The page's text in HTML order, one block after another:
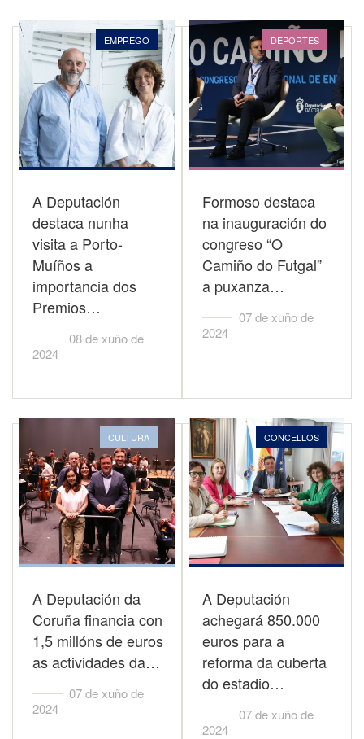
EMPREGO
A Deputación
destaca nunha
visita a Porto-
Muíños a
importancia dos
Premios…
08 de xuño de
2024
DEPORTES
Formoso destaca
na inauguración do
congreso “O
Camiño do Futgal”
a puxanza…
07 de xuño de
2024
CULTURA
A Deputación da
Coruña financia con
1,5 millóns de euros
as actividades da…
07 de xuño de
2024
CONCELLOS
A Deputación
achegará 850.000
euros para a
reforma da cuberta
do estadio…
07 de xuño de
2024